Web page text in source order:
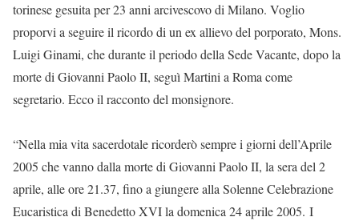
torinese gesuita per 23 anni arcivescovo di Milano. Voglio
proporvi a seguire il ricordo di un ex allievo del porporato, Mons.
Luigi Ginami, che durante il periodo della Sede Vacante, dopo la
morte di Giovanni Paolo II, seguì Martini a Roma come
segretario. Ecco il racconto del monsignore.
“Nella mia vita sacerdotale ricorderò sempre i giorni dell’Aprile
2005 che vanno dalla morte di Giovanni Paolo II, la sera del 2
aprile, alle ore 21.37, fino a giungere alla Solenne Celebrazione
Eucaristica di Benedetto XVI la domenica 24 aprile 2005. I